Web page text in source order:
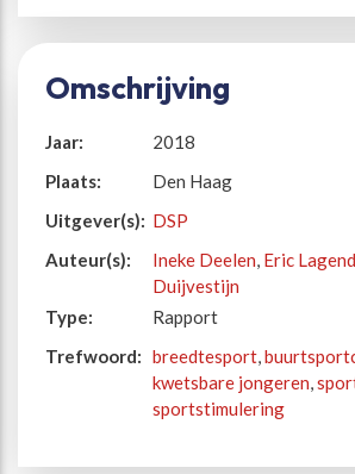
Omschrijving
Jaar:
2018
Plaats:
Den Haag
Uitgever(s): DSP
Auteur(s):
Ineke Deelen, Eric
Duijvestijn
Type:
Rapport
Trefwoord: breedtesport,
kwetsbare jongeren,
sportstimulering